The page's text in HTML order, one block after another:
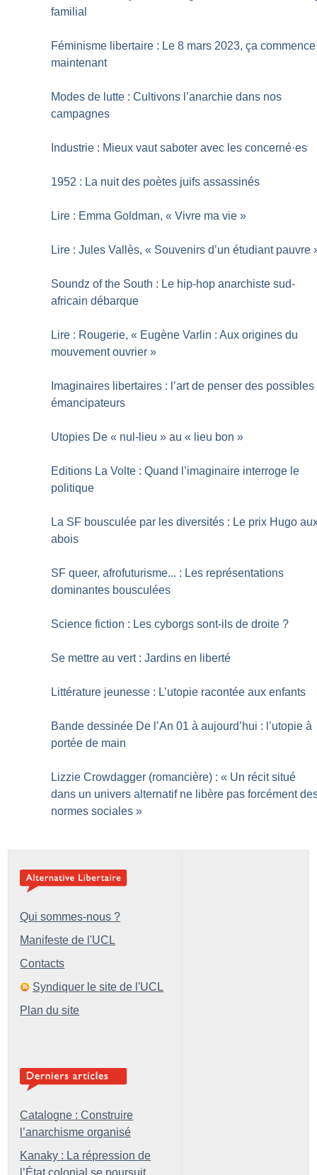
familial
Féminisme libertaire : Le 8 mars 2023, ça commence
maintenant
Modes de lutte : Cultivons l’anarchie dans nos
campagnes
Industrie : Mieux vaut saboter avec les concerné·es
1952 : La nuit des poètes juifs assassinés
Lire : Emma Goldman, « Vivre ma vie »
Lire : Jules Vallès, « Souvenirs d’un étudiant pauvre
Soundz of the South : Le hip-hop anarchiste sud-
africain débarque
Lire : Rougerie, « Eugène Varlin : Aux origines du
mouvement ouvrier »
Imaginaires libertaires : l’art de penser des possibles
émancipateurs
Utopies De « nul-lieu » au « lieu bon »
Editions La Volte : Quand l’imaginaire interroge le
politique
La SF bousculée par les diversités : Le prix Hugo
abois
SF queer, afrofuturisme... : Les représentations
dominantes bousculées
Science fiction : Les cyborgs sont-ils de droite ?
Se mettre au vert : Jardins en liberté
Littérature jeunesse : L’utopie racontée aux enfants
Bande dessinée De l’An 01 à aujourd’hui : l’utopie à
portée de main
Lizzie Crowdagger (romancière) : « Un récit situé
dans un univers alternatif ne libère pas forcément
normes sociales »
Qui sommes-nous ?
Manifeste de l'UCL
Contacts
Syndiquer le site de l'UCL
Plan du site
Catalogne : Construire
l’anarchisme organisé
Kanaky : La répression de
l’État colonial se poursuit